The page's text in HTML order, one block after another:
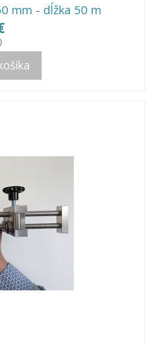
mm - dĺžka 50 m